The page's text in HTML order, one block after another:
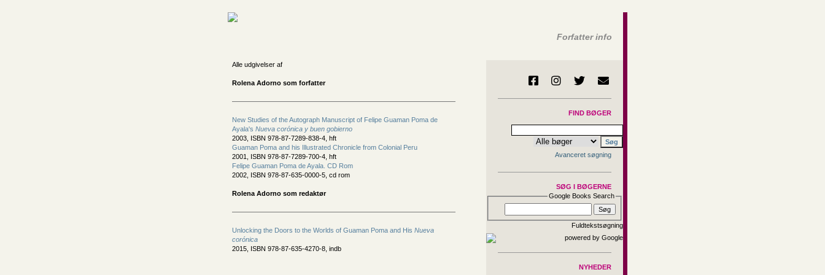
Forfatter info
Alle udgivelser af
Rolena Adorno som forfatter
New Studies of the Autograph Manuscript of Felipe Guaman Poma de
Ayala's Nueva corónica y buen gobierno
2003, ISBN 978-87-7289-838-4, hft
Guaman Poma and his Illustrated Chronicle from Colonial Peru
2001, ISBN 978-87-7289-700-4, hft
Felipe Guaman Poma de Ayala. CD Rom
2002, ISBN 978-87-635-0000-5, cd rom
Rolena Adorno som redaktør
Unlocking the Doors to the Worlds of Guaman Poma and His Nueva
corónica
2015, ISBN 978-87-635-4270-8, indb
FIND BØGER
Avanceret søgning
SØG I BØGERNE
Google Books Search
Fuldtekstsøgning
NYHEDER